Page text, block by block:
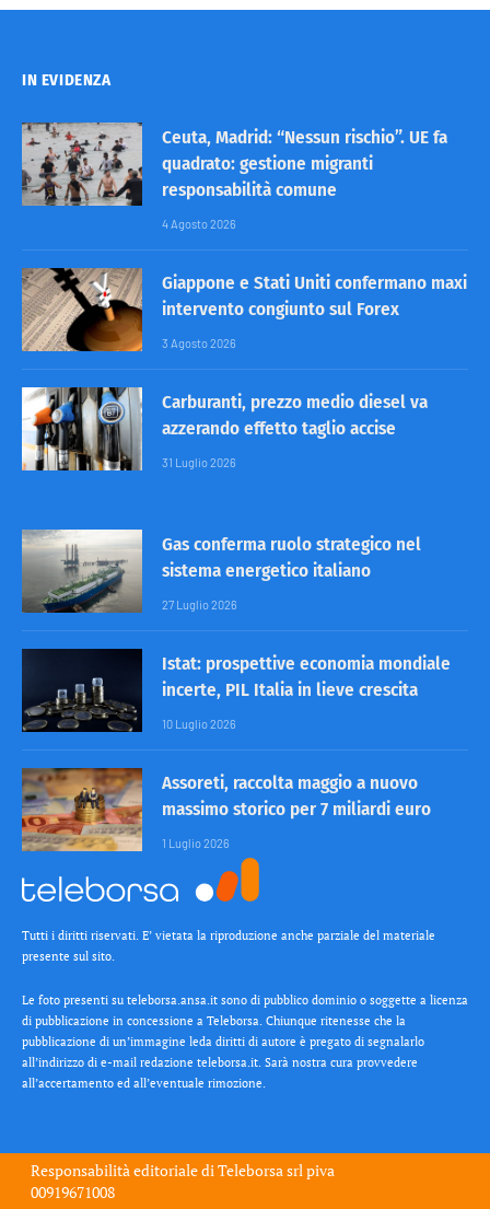
IN EVIDENZA
Ceuta, Madrid: “Nessun rischio”. UE fa
quadrato: gestione migranti
responsabilità comune
4 Agosto 2026
Giappone e Stati Uniti confermano maxi
intervento congiunto sul Forex
3 Agosto 2026
Carburanti, prezzo medio diesel va
azzerando effetto taglio accise
31 Luglio 2026
Gas conferma ruolo strategico nel
sistema energetico italiano
27 Luglio 2026
Istat: prospettive economia mondiale
incerte, PIL Italia in lieve crescita
10 Luglio 2026
Assoreti, raccolta maggio a nuovo
massimo storico per 7 miliardi euro
1 Luglio 2026
Tutti i diritti riservati. E’ vietata la riproduzione anche parziale del materiale
presente sul sito.
Le foto presenti su teleborsa.ansa.it sono di pubblico dominio o soggette a licenza
di pubblicazione in concessione a Teleborsa. Chiunque ritenesse che la
pubblicazione di un’immagine leda diritti di autore è pregato di segnalarlo
all’indirizzo di e-mail redazione teleborsa.it. Sarà nostra cura provvedere
all’accertamento ed all’eventuale rimozione.
Responsabilità editoriale diTeleborsa srlpiva
00919671008